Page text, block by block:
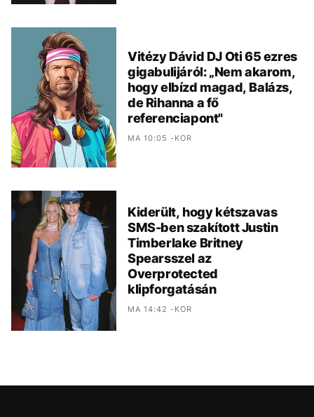
Vitézy Dávid DJ Oti 65 ezres
gigabulijáról: „Nem akarom,
hogy elbízd magad, Balázs,
de Rihanna a fő
referenciapont"
MA 10:05 -KOR
Kiderült, hogy kétszavas
SMS-ben szakított Justin
Timberlake Britney
Spearsszel az
Overprotected
klipforgatásán
MA 14:42 -KOR